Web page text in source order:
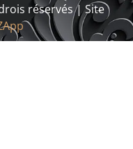
réservés | Site